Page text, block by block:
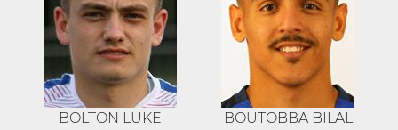
BOLTON LUKE
BOUTOBBA BILAL